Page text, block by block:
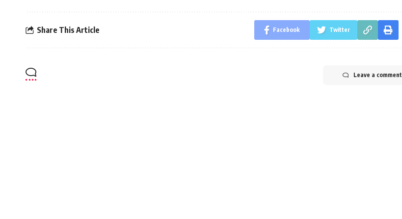
Share This Article Facebook Twitter
Leave a comment